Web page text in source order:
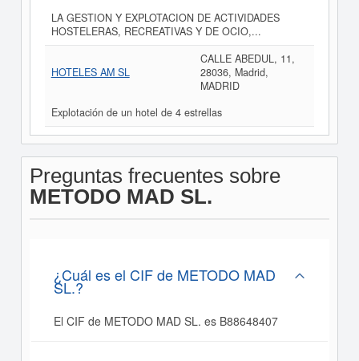
LA GESTION Y EXPLOTACION DE ACTIVIDADES
HOSTELERAS, RECREATIVAS Y DE OCIO,...
HOTELES AM SL
CALLE ABEDUL, 11,
28036, Madrid,
MADRID
Explotación de un hotel de 4 estrellas
Preguntas frecuentes sobre
METODO MAD SL.
¿Cuál es el CIF de METODO MAD
SL.?
El CIF de METODO MAD SL. es B88648407